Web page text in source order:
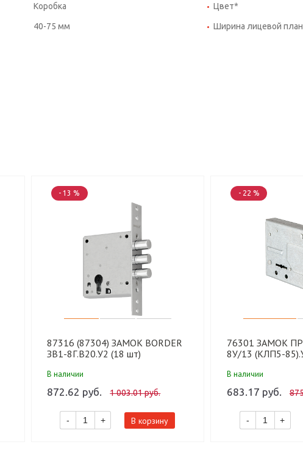
Коробка Цвет*
40-75 мм Ширина лицевой
- 13 %
87316 (87304) ЗАМОК BORDER
ЗВ1-8Г.В20.У2 (18 шт)
В наличии
872.62 руб. 1 003.01 руб.
- + В корзину
- 22 %
76301 ЗАМОК
8У/13 (КЛП5-
В наличии
683.17 руб.
- +